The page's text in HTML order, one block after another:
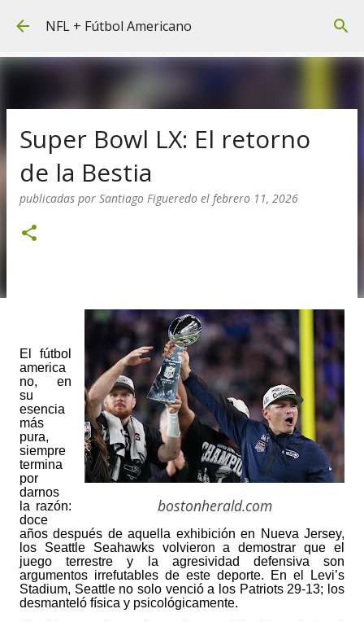
Ir al contenido principal
NFL + Fútbol Americano
Super Bowl LX: El retorno
de la Bestia
publicadas por Santiago Figueredo el febrero 11, 2026
bostonherald.com
El fútbol
america
no, en
su
esencia
más
pura,
siempre
termina
por
darnos
la razón:
doce
años después de aquella exhibición en Nueva Jersey,
los Seattle Seahawks volvieron a demostrar que el
juego terrestre y la agresividad defensiva son
argumentos irrefutables de este deporte. En el Levi’s
Stadium, Seattle no solo venció a los Patriots 29-13; los
desmanteló física y psicológicamente.